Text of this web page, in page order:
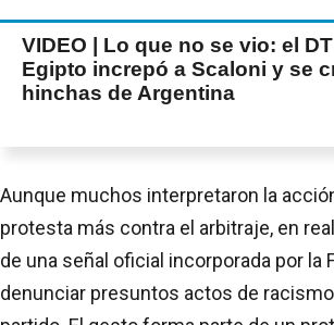
VIDEO | Lo que no se vio: el
Egipto increpó a Scaloni y se
hinchas de Argentina
Aunque muchos interpretaron la
protesta más contra el arbitraje, en
de una señal oficial incorporada por la
denunciar presuntos actos de